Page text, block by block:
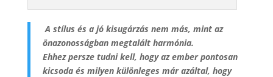
A stílus és a jó kisugárzás nem más, mint az
önazonosságban megtalált harmónia.
Ehhez persze tudni kell, hogy az ember pontosan
kicsoda és milyen különleges már azáltal, hogy